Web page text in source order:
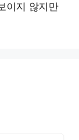
이지 않지만